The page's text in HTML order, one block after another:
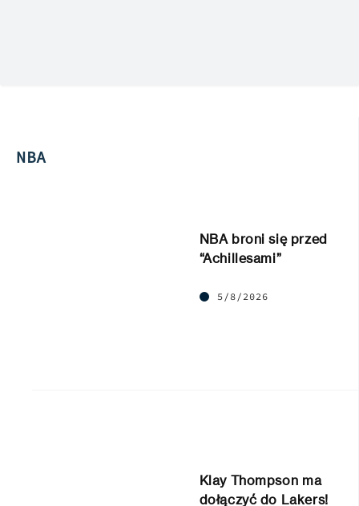
NBA
NBA broni się przed
“Achillesami”
5/8/2026
Klay Thompson ma
dołączyć do Lakers!